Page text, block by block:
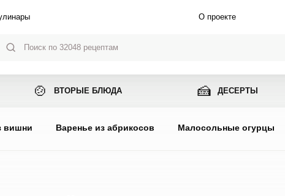
О проекте
🍲 ВТОРЫЕ БЛЮДА 🍰 ДЕСЕРТЫ
вишни Варенье из абрикосов Малосольные огурцы